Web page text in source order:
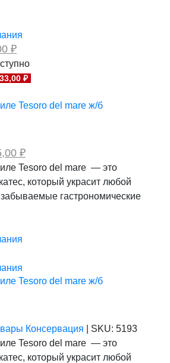
₽.
₽Текущая
цена:
890,00 ₽.
₽
Tesoro del mare ж/б
₽.
₽Текущая
цена:
4
535,00 ₽.
Tesoro del mare — это
который украсит любой
гастрономические
Tesoro del mare ж/б
Консервация SKU: 5193
Tesoro del mare — это
который украсит любой